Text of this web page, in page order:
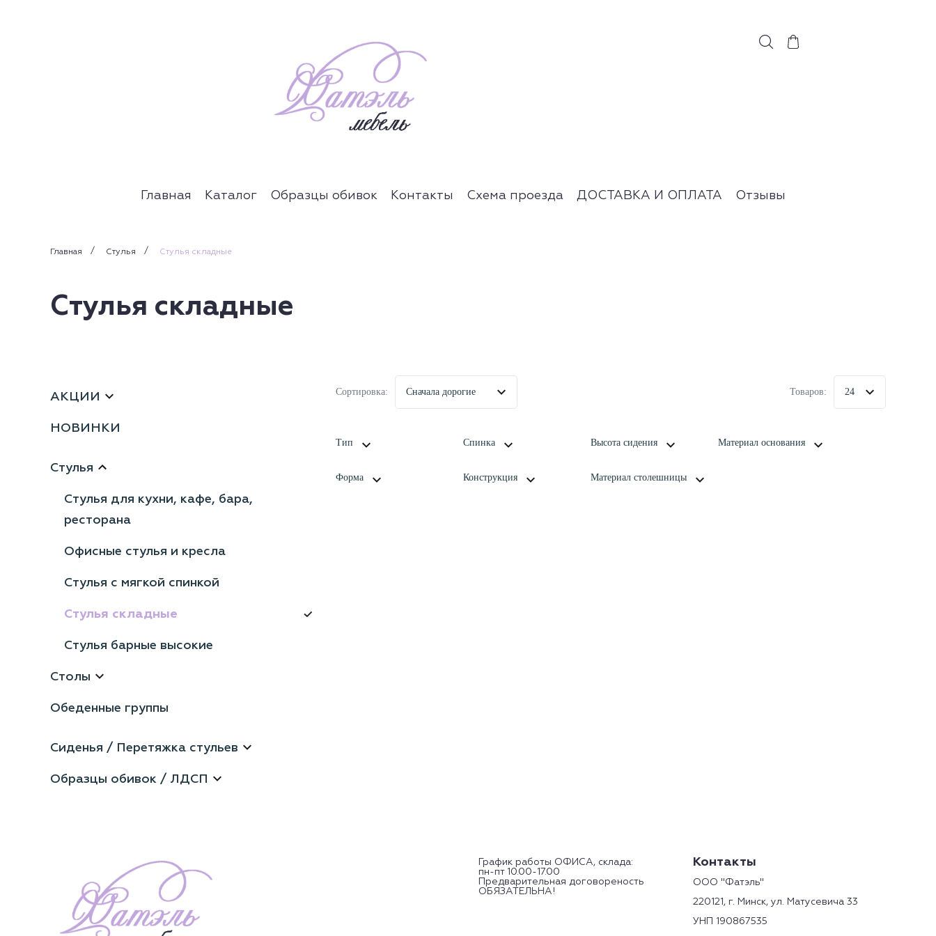
Главная Каталог Образцы обивок Контакты Схема проезда ДОСТАВКА И ОПЛАТА Отзывы
Главная Стулья Стулья складные
Стулья складные
АКЦИИ
НОВИНКИ
Стулья
Стулья для кухни, кафе, бара,
ресторана
Офисные стулья и кресла
Стулья с мягкой спинкой
Стулья складные
Стулья барные высокие
Столы
Обеденные группы
Сиденья / Перетяжка стульев
Образцы обивок / ЛДСП
Сортировка: Сначала дорогие Товаров: 24
Тип Спинка Высота сидения Материал основания
Форма Конструкция Материал столешницы
График работы ОФИСА, склада:
пн-пт 10.00-17.00
Предварительная договореность
ОБЯЗАТЕЛЬНА!
Контакты
ООО "Фатэль"
220121, г. Минск, ул. Матусевича 33
УНП 190867535